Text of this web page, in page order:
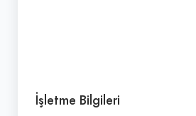
İşletme Bilgileri